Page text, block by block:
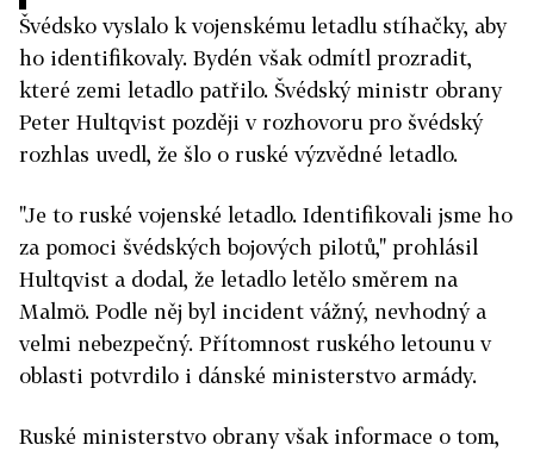
Švédsko vyslalo k vojenskému letadlu stíhačky, aby
ho identifikovaly. Bydén však odmítl prozradit,
které zemi letadlo patřilo. Švédský ministr obrany
Peter Hultqvist později v rozhovoru pro švédský
rozhlas uvedl, že šlo o ruské výzvědné letadlo.
"Je to ruské vojenské letadlo. Identifikovali jsme ho
za pomoci švédských bojových pilotů," prohlásil
Hultqvist a dodal, že letadlo letělo směrem na
Malmö. Podle něj byl incident vážný, nevhodný a
velmi nebezpečný. Přítomnost ruského letounu v
oblasti potvrdilo i dánské ministerstvo armády.
Ruské ministerstvo obrany však informace o tom,